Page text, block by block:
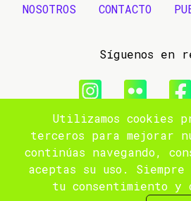
NOSOTROS
CONTACTO
Síguenos en
© 2009- 2026 Que Femos
Política de privacidad
Utilizamos cookies
terceros para mejorar
continúas navegando,
aceptas su uso.
tu consentimiento y